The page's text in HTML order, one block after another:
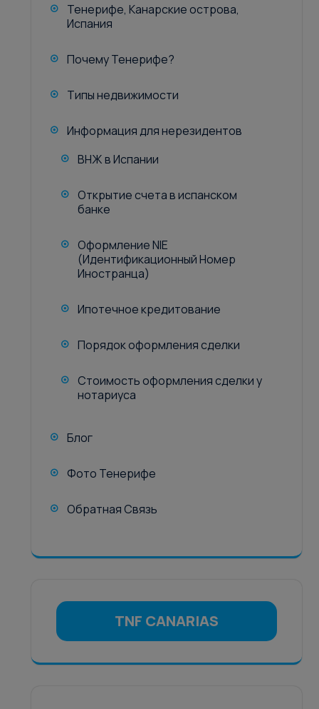
Тенерифе, Канарские острова,
Испания
Почему Тенерифе?
Типы недвижимости
Информация для нерезидентов
ВНЖ в Испании
Открытие счета в испанском
банке
Оформление NIE
(Идентификационный Номер
Иностранца)
Ипотечное кредитование
Порядок оформления сделки
Стоимость оформления сделки у
нотариуса
Блог
Фото Тенерифе
Обратная Связь
TNF CANARIAS